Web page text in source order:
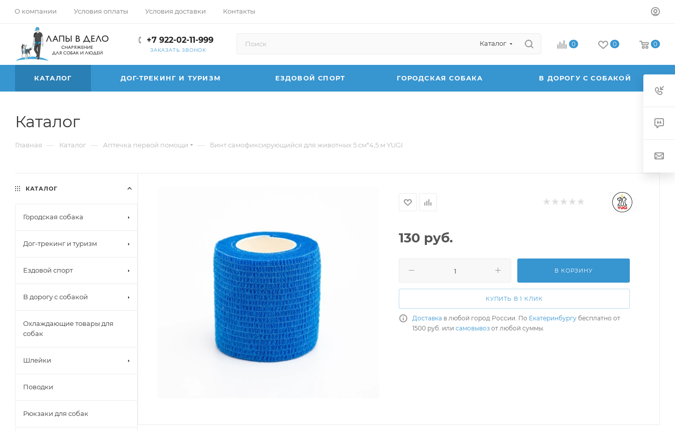
О компании Условия оплаты Условия доставки Контакты
+7 922-02-11-999
ЗАКАЗАТЬ ЗВОНОК
Каталог 0 0 0
КАТАЛОГ ДОГ-ТРЕКИНГ И ТУРИЗМ ЕЗДОВОЙ СПОРТ ГОРОДСКАЯ СОБАКА В ДОРОГУ С СОБАКОЙ
Каталог
Главная — Каталог — Аптечка первой помощи — Бинт самофиксирующийся для животных 5 см*4,5 м YUGI
130 руб.
В КОРЗИНУ
КУПИТЬ В 1 КЛИК
Доставка в любой город России. По Екатеринбургу бесплатно от
1500 руб. или самовывоз от любой суммы.
КАТАЛОГ
Городская собака
Дог-трекинг и туризм
Ездовой спорт
В дорогу с собакой
Охлаждающие товары для
собак
Шлейки
Поводки
Рюкзаки для собак